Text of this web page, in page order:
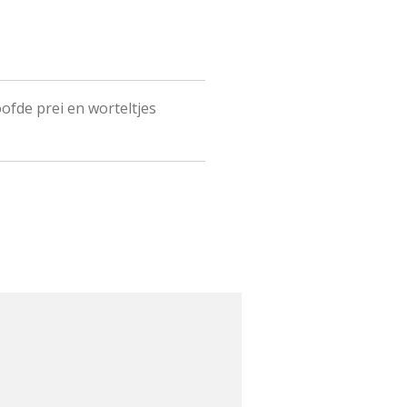
prei en worteltjes